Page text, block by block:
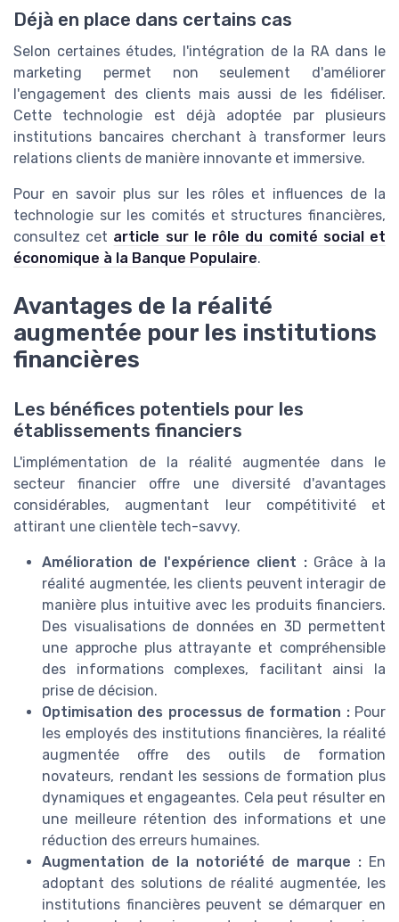
Déjà en place dans certains cas
Selon certaines études, l'intégration de la RA dans le
marketing permet non seulement d'améliorer
l'engagement des clients mais aussi de les fidéliser.
Cette technologie est déjà adoptée par plusieurs
institutions bancaires cherchant à transformer leurs
relations clients de manière innovante et immersive.
Pour en savoir plus sur les rôles et influences de la
technologie sur les comités et structures financières,
consultez cet article sur le rôle du comité social et
économique à la Banque Populaire.
Avantages de la réalité
augmentée pour les institutions
financières
Les bénéfices potentiels pour les
établissements financiers
L'implémentation de la réalité augmentée dans le
secteur financier offre une diversité d'avantages
considérables, augmentant leur compétitivité et
attirant une clientèle tech-savvy.
Amélioration de l'expérience client :Grâce à la
réalité augmentée, les clients peuvent interagir de
manière plus intuitive avec les produits financiers.
Des visualisations de données en 3D permettent
une approche plus attrayante et compréhensible
des informations complexes, facilitant ainsi la
prise de décision.
Optimisation des processus de formation :Pour
les employés des institutions financières, la réalité
augmentée offre des outils de formation
novateurs, rendant les sessions de formation plus
dynamiques et engageantes. Cela peut résulter en
une meilleure rétention des informations et une
réduction des erreurs humaines.
Augmentation de la notoriété de marque : En
adoptant des solutions de réalité augmentée, les
institutions financières peuvent se démarquer en